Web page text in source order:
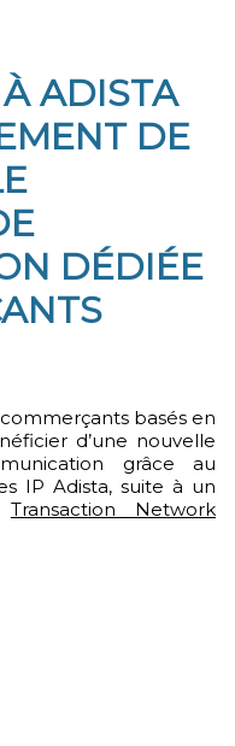
À ADISTA
DE
DÉDIÉE
d’une nouvelle
grâce au
IP Adista, suite à un
Transaction Network